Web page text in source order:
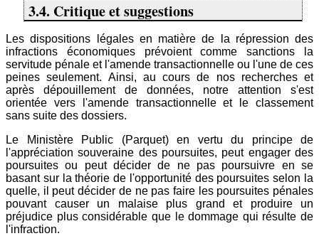
3.4. Critique et suggestions
Les dispositions légales en matière de la répression des
infractions économiques prévoient comme sanctions la
servitude pénale et l'amende transactionnelle ou l'une de ces
peines seulement. Ainsi, au cours de nos recherches et
après dépouillement de données, notre attention s'est
orientée vers l'amende transactionnelle et le classement
sans suite des dossiers.
Le Ministère Public (Parquet) en vertu du principe de
l'appréciation souveraine des poursuites, peut engager des
poursuites ou peut décider de ne pas poursuivre en se
basant sur la théorie de l'opportunité des poursuites selon la
quelle, il peut décider de ne pas faire les poursuites pénales
pouvant causer un malaise plus grand et produire un
préjudice plus considérable que le dommage qui résulte de
l'infraction.